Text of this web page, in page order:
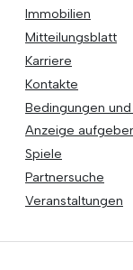
Immobilien
Mitteilungsblatt
Karriere
Kontakte
Bedingungen
Anzeige
Spiele
Partnersuche
Veranstaltungen